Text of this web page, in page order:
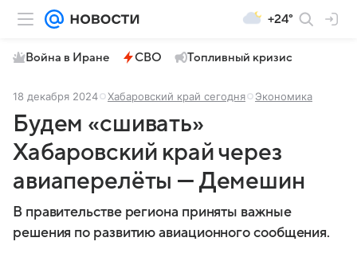
+24°
Война в Иране СВО Топливный кризис
18 декабря 2024 Хабаровский край сегодня Экономика
Будем «сшивать»
Хабаровский край через
авиаперелёты — Демешин
В правительстве региона приняты важные
решения по развитию авиационного сообщения.